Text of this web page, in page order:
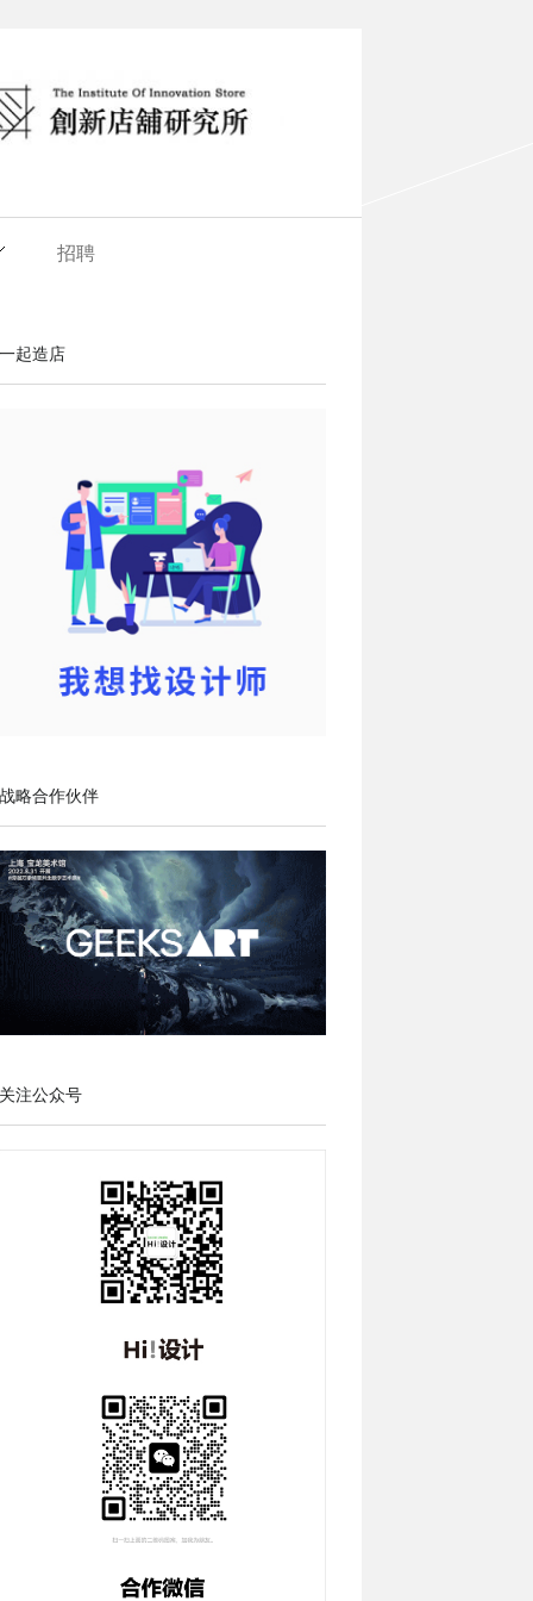
招聘
起造店
略合作伙伴
注公众号